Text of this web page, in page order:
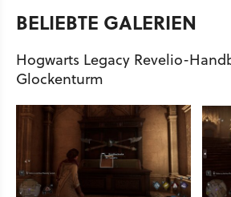
BELIEBTE GALERIEN
Hogwarts Legacy Revelio-
Glockenturm